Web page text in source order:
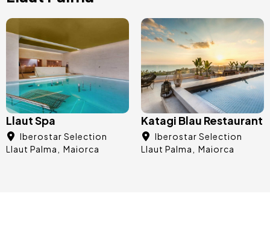
Llaut Spa
Iberostar Selection
Llaut Palma Maiorca
Katagi Blau Restaurant
Iberostar Selection
Llaut Palma Maiorca